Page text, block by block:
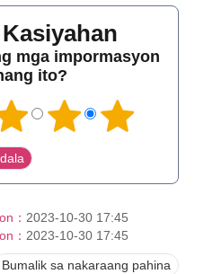
mga impormasyon
ito?
： 2023-10-30 17:45
： 2023-10-30 17:45
Bumalik sa nakaraang pahina